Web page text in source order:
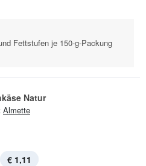
Fettstufen je 150-g-Packung
Natur
Almette
€ 1,11